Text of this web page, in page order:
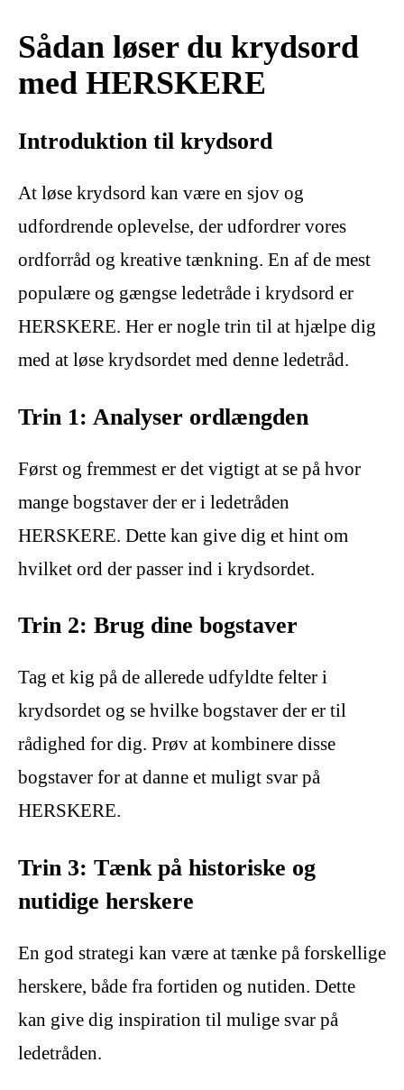
Sådan løser du krydsord
med HERSKERE
Introduktion til krydsord
At løse krydsord kan være en sjov og
udfordrende oplevelse, der udfordrer vores
ordforråd og kreative tænkning. En af de mest
populære og gængse ledetråde i krydsord er
HERSKERE. Her er nogle trin til at hjælpe dig
med at løse krydsordet med denne ledetråd.
Trin 1: Analyser ordlængden
Først og fremmest er det vigtigt at se på hvor
mange bogstaver der er i ledetråden
HERSKERE. Dette kan give dig et hint om
hvilket ord der passer ind i krydsordet.
Trin 2: Brug dine bogstaver
Tag et kig på de allerede udfyldte felter i
krydsordet og se hvilke bogstaver der er til
rådighed for dig. Prøv at kombinere disse
bogstaver for at danne et muligt svar på
HERSKERE.
Trin 3: Tænk på historiske og
nutidige herskere
En god strategi kan være at tænke på forskellige
herskere, både fra fortiden og nutiden. Dette
kan give dig inspiration til mulige svar på
ledetråden.